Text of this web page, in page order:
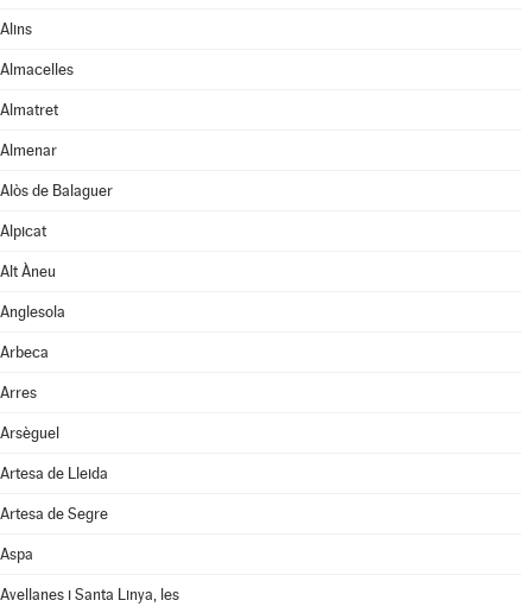
Alins
Almacelles
Almatret
Almenar
Alòs de Balaguer
Alpicat
Alt Àneu
Anglesola
Arbeca
Arres
Arsèguel
Artesa de Lleida
Artesa de Segre
Aspa
Avellanes i Santa Linya, les